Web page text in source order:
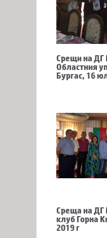
Срещи на ДГ
Областния
Бургас, 16
Среща на ДГ
клуб Горна
2019 г